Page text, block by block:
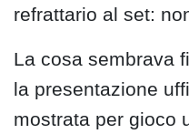
refrattario al set:
La cosa sembrava
la presentazione
mostrata per gioco